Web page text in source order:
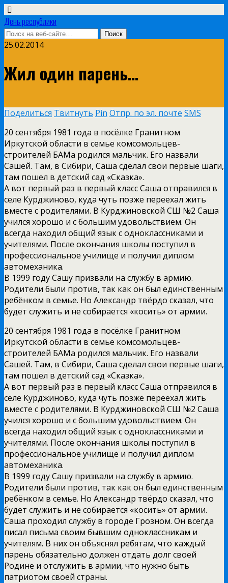
День республики
25.02.2014
Жил один парень…
Поделиться Твитнуть Pin Отпр. по эл. почте SMS
20 сентября 1981 года в посёлке Гранитном
Иркутской области в семье комсомольцев-
строителей БАМа родился мальчик. Его назвали
Сашей. Там, в Сибири, Саша сделал свои первые шаги,
там пошел в детский сад «Сказка».
А вот первый раз в первый класс Саша отправился в
селе Курджиново, куда чуть позже переехал жить
вместе с родителями. В Курджиновской СШ №2 Саша
учился хорошо и с большим удовольствием. Он
всегда находил общий язык с одноклассниками и
учителями. После окончания школы поступил в
профессиональное училище и получил диплом
автомеханика.
В 1999 году Сашу призвали на службу в армию.
Родители были против, так как он был единственным
ребёнком в семье. Но Александр твёрдо сказал, что
будет служить и не собирается «косить» от армии.
20 сентября 1981 года в посёлке Гранитном
Иркутской области в семье комсомольцев-
строителей БАМа родился мальчик. Его назвали
Сашей. Там, в Сибири, Саша сделал свои первые шаги,
там пошел в детский сад «Сказка».
А вот первый раз в первый класс Саша отправился в
селе Курджиново, куда чуть позже переехал жить
вместе с родителями. В Курджиновской СШ №2 Саша
учился хорошо и с большим удовольствием. Он
всегда находил общий язык с одноклассниками и
учителями. После окончания школы поступил в
профессиональное училище и получил диплом
автомеханика.
В 1999 году Сашу призвали на службу в армию.
Родители были против, так как он был единственным
ребёнком в семье. Но Александр твёрдо сказал, что
будет служить и не собирается «косить» от армии.
Саша проходил службу в городе Грозном. Он всегда
писал письма своим бывшим одноклассникам и
учителям. В них он объяснял ребятам, что каждый
парень обязательно должен отдать долг своей
Родине и отслужить в армии, что нужно быть
патриотом своей страны.